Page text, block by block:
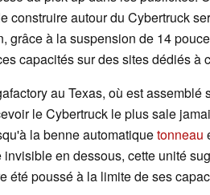
construire autour du Cybertruck
grâce à la suspension de 14
capacités sur des sites dédiés à
au Texas, où est assemblé
le Cybertruck le plus sale
la benne automatiquetonneau
en dessous, cette unité
été poussé à la limite de ses